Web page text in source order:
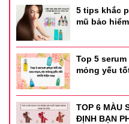
5 tips khắc
mũ bảo
Top 5
mỏng yếu
TOP 6 MÀU
ĐỊNH BẠN